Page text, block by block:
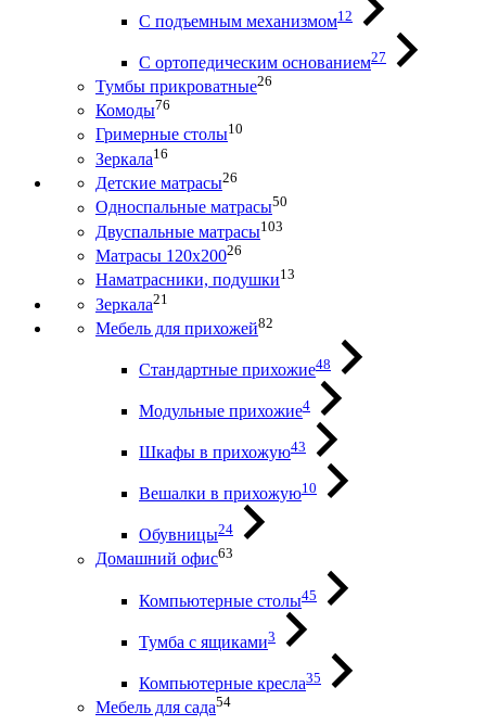
С подъемным механизмом12
С ортопедическим основанием27
Тумбы прикроватные26
Комоды76
Гримерные столы10
Зеркала16
Детские матрасы26
Односпальные матрасы50
Двуспальные матрасы103
Матрасы 120х20026
Наматрасники, подушки13
Зеркала21
Мебель для прихожей82
Стандартные прихожие48
Модульные прихожие4
Шкафы в прихожую43
Вешалки в прихожую10
Обувницы24
Домашний офис63
Компьютерные столы45
Тумба с ящиками3
Компьютерные кресла35
Мебель для сада54